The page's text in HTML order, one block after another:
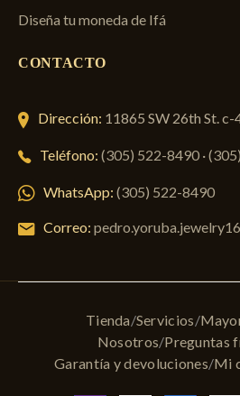
Diseña tu moneda de Ifá
CONTACTO
Dirección: 11865 SW 26th St.
Teléfono: (305) 522-8490 ·
WhatsApp: (305) 522-8490
Correo:
Tienda Servicios
Nosotros Preguntas
Garantía y devoluciones Mi